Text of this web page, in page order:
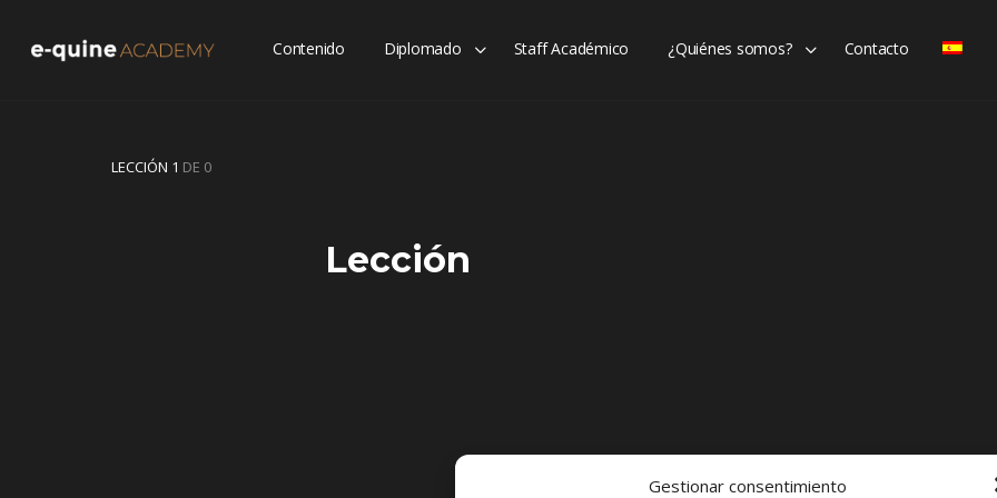
Gestionar consentimiento
Contenido Diplomado Staff Académico ¿Quiénes somos? Contacto
LECCIÓN 1 DE 0
Lección